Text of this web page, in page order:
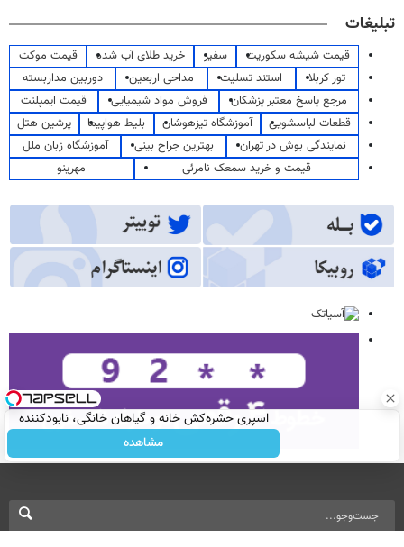
تبلیغات
قیمت شیشه سکوریت سفیر خرید طلای آب شده
قیمت موکت
تور کربلا
استند تسلیت مداحی اربعین
دوربین مداربسته
مرجع پاسخ معتبر پزشکان
فروش مواد شیمیایی
قیمت ایمپلنت
قطعات لباسشویی
آموزشگاه تیزهوشان بلیط هواپیما
پرشین هتل
نمایندگی بوش در تهران
بهترین جراح بینی
آموزشگاه زبان ملل
قیمت و خرید سمعک نامرئی
مهرینو
اسپری حشره‌کش خانه و گیاهان خانگی، نابودکننده
انواع حشرات خانگی و آفات
مشاهده